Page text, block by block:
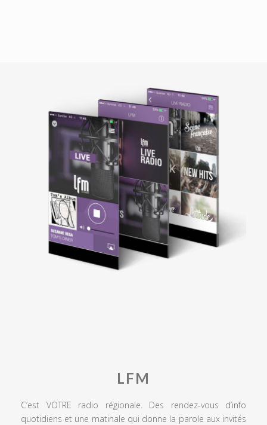
LFM
C’est VOTRE radio régionale. Des rendez-vous d’info
quotidiens et une matinale qui donne la parole aux invités